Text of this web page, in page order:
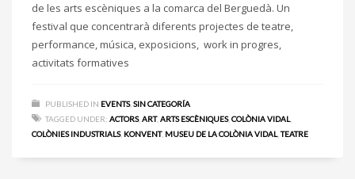
de les arts escèniques a la comarca del Berguedà. Un
festival que concentrarà diferents projectes de teatre,
performance, música, exposicions, work in progres,
activitats formatives
PUBLISHED IN EVENTS, SIN CATEGORÍA
TAGGED UNDER: ACTORS, ART, ARTS ESCÈNIQUES, COLÒNIA VIDAL,
COLÒNIES INDUSTRIALS, KONVENT, MUSEU DE LA COLÒNIA VIDAL,TEATRE